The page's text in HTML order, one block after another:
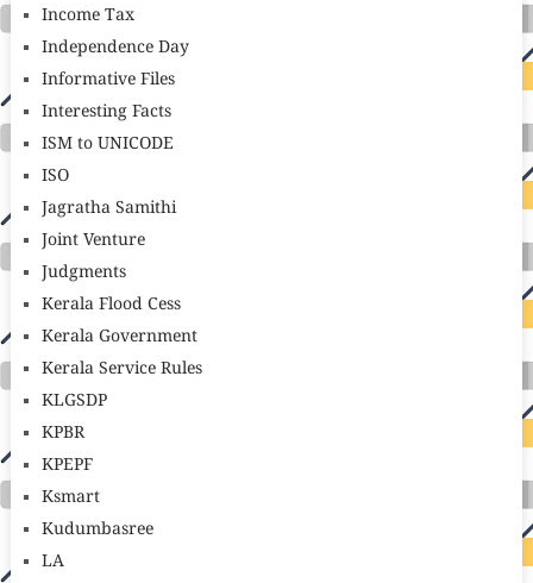
Income Tax
Independence Day
Informative Files
Interesting Facts
ISM to UNICODE
ISO
Jagratha Samithi
Joint Venture
Judgments
Kerala Flood Cess
Kerala Government
Kerala Service Rules
KLGSDP
KPBR
KPEPF
Ksmart
Kudumbasree
LA